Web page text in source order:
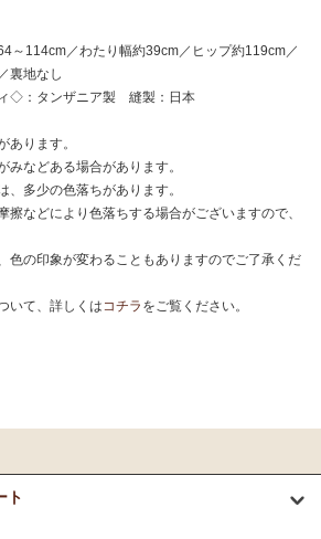
～114cm／わたり幅約39cm／ヒップ約119cm／
裏地なし
◇：タンザニア製 縫製：日本
あります。
みなどある場合があります。
、多少の色落ちがあります。
擦などにより色落ちする場合がございますので、
色の印象が変わることもありますのでご了承くだ
いて、詳しくは コチラ をご覧ください。
ト